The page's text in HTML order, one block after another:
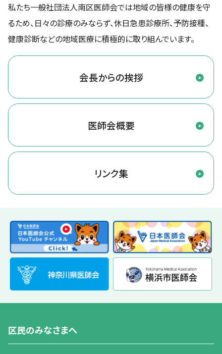
私たち一般社団法人南区医師会では地域の皆様の健康を守
るため、日々の診療のみならず、休日急患診療所、予防接種、
健康診断などの地域医療に積極的に取り組んでいます。
会長からの挨拶
医師会概要
リンク集
区民のみなさまへ